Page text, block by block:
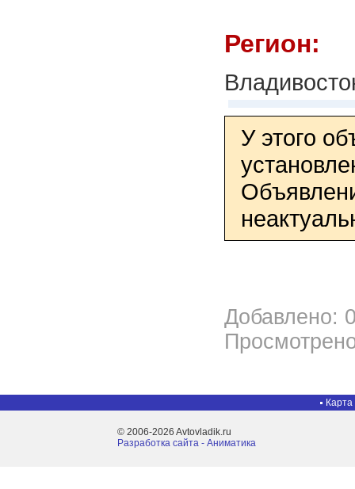
Регион:
У этого
Добавлено:
Карта
© 2006-2026 Avtovladik.ru
Разработка сайта - Aниматика